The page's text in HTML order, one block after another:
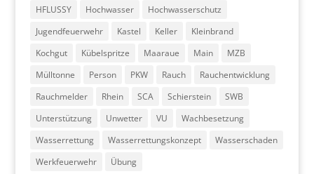
HFLUSSY
Hochwasser
Hochwasserschutz
Jugendfeuerwehr
Kastel Keller
Kleinbrand
Kochgut
Kübelspritze Maaraue Main
MZB
Mülltonne
Person PKW Rauch
Rauchentwicklung
Rauchmelder
Rhein SCA Schierstein
SWB
Unterstützung
Unwetter VU
Wachbesetzung
Wasserrettung
Wasserrettungskonzept
Wasserschaden
Werkfeuerwehr
Übung